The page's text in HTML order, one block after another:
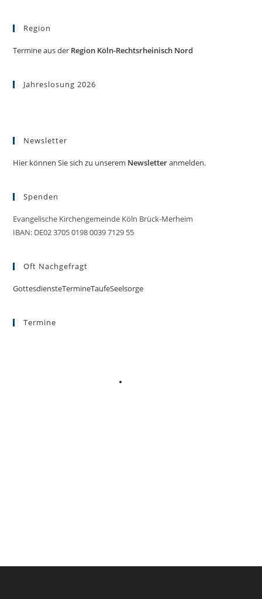
Region
Termine aus der Region Köln-Rechtsrheinisch Nord
Jahreslosung 2026
Newsletter
Hier können Sie sich zu unserem Newsletteranmelden.
Spenden
Evangelische Kirchengemeinde Köln Brück-Merheim
IBAN: DE02 3705 0198 0039 7129 55
Oft Nachgefragt
GottesdiensteTermineTaufeSeelsorge
Termine